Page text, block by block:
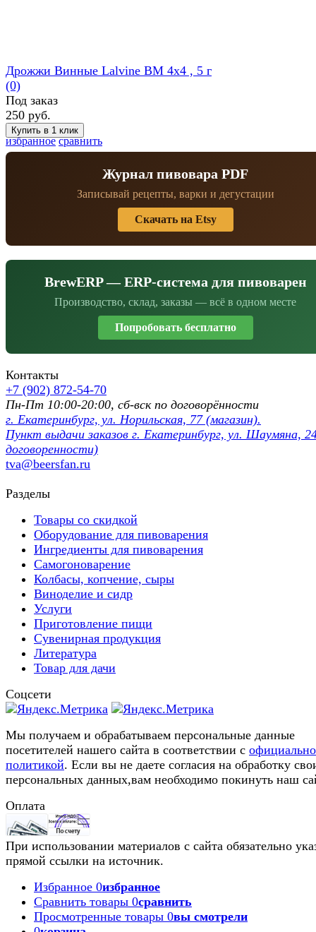
избранное сравнить
Дрожжи Винные Lalvine BM 4x4 , 5 г
(0)
Под заказ
250 руб.
Журнал пивовара PDF
Записывай рецепты, варки и дегустации
Скачать на Etsy
BrewERP — ERP-система для пивоварен
Производство, склад, заказы — всё в одном месте
Попробовать бесплатно
Контакты
+7 (902) 872-54-70
Пн-Пт 10:00-20:00, сб-вск по договорённости
г. Екатеринбург, ул. Норильская, 77 (магазин).
Пункт выдачи заказов г. Екатеринбург, ул. Шаумяна,
договоренности)
tva@beersfan.ru
Разделы
Товары со скидкой
Оборудование для пивоварения
Ингредиенты для пивоварения
Самогоноварение
Колбасы, копчение, сыры
Виноделие и сидр
Услуги
Приготовление пищи
Сувенирная продукция
Литература
Товар для дачи
Соцсети
Мы получаем и обрабатываем персональные данные
посетителей нашего сайта в соответствии с
политикой. Если вы не даете согласия на обработку
персональных данных,вам необходимо покинуть наш
Оплата
При использовании материалов с сайта обязательно
прямой ссылки на источник.
Избранное 0избранное
Сравнить товары 0сравнить
Просмотренные товары 0вы смотрели